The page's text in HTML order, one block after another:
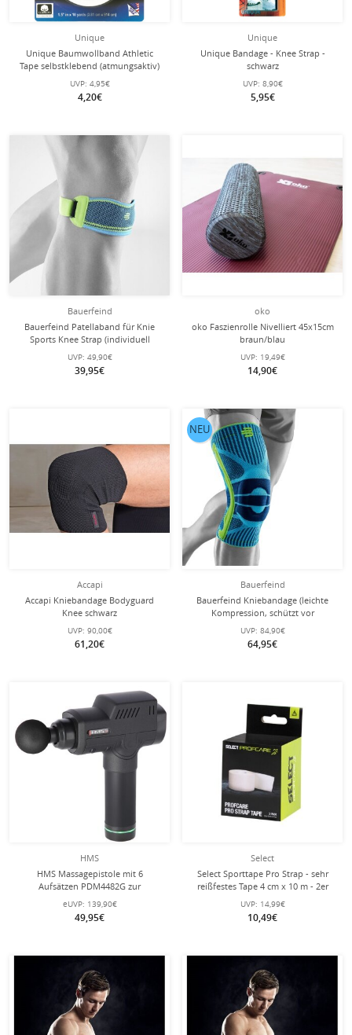
Unique
Unique Baumwollband Athletic
Tape selbstklebend (atmungsaktiv)
9,1m weiss
UVP: 4,95€
4,20€
Unique
Unique Bandage - Knee Strap -
schwarz
UVP: 8,90€
5,95€
Bauerfeind
Bauerfeind Patellaband für Knie
Sports Knee Strap (individuell
einstellbar, leicht, komfortabel und
langlebig) riverablau - 1 Stück
UVP: 49,90€
39,95€
oko
oko Faszienrolle Nivelliert 45x15cm
braun/blau
UVP: 19,49€
14,90€
Accapi
Accapi Kniebandage Bodyguard
Knee schwarz
UVP: 90,00€
61,20€
Bauerfeind
Bauerfeind Kniebandage (leichte
Kompression, schützt vor
Überlastung) riverablau - 1 Stück
UVP: 84,90€
64,95€
NEU
HMS
HMS Massagepistole mit 6
Aufsätzen PDM4482G zur
Tiefenmuskelbehandlung (6
Aufsätze) schwarz
eUVP: 139,90€
49,95€
Select
Select Sporttape Pro Strap - sehr
reißfestes Tape 4 cm x 10 m - 2er
Pack
UVP: 14,99€
10,49€